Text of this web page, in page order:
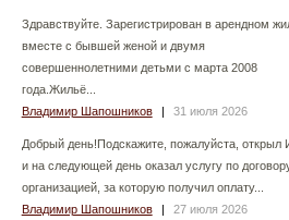
Здравствуйте. Зарегистрирован в арендном
вместе с бывшей женой и двумя
совершеннолетними детьми с марта 2008
года.Жильё...
Владимир Шапошников
| 31 июля 2026
Добрый день!Подскажите, пожалуйста, открыл
и на следующей день оказал услугу по
организацией, за которую получил оплату...
Владимир Шапошников
| 27 июля 2026